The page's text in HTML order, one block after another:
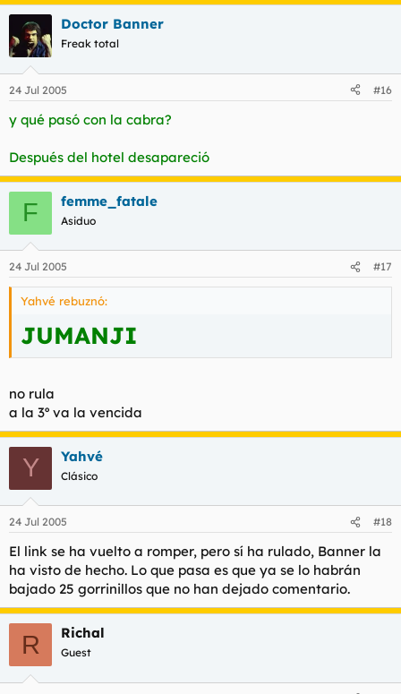
Doctor Banner
Freak total
24 Jul 2005 #16
y qué pasó con la cabra?
Después del hotel desapareció
F femme_fatale
Asiduo
24 Jul 2005 #17
Yahvé rebuznó:
JUMANJI
no rula
a la 3º va la vencida
Y Yahvé
Clásico
24 Jul 2005 #18
El link se ha vuelto a romper, pero sí ha rulado, Banner la
ha visto de hecho. Lo que pasa es que ya se lo habrán
bajado 25 gorrinillos que no han dejado comentario.
R Richal
Guest